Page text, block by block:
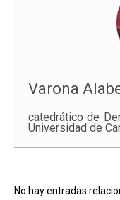
Varona
catedrático de
Universidad de
No hay entradas